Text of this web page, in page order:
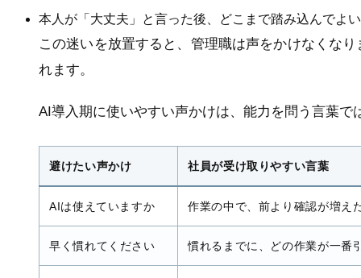
本人が「大丈夫」と言った後、どこまで踏み込んでよ
この迷いを放置すると、管理職は声をかけなくな
れます。
AI導入期に使いやすい声かけは、能力を問う言葉
避けたい声かけ 社員が受け取りやすい言葉
AIは使えていますか 作業の中で、前より確認が増え
早く慣れてください 慣れるまでに、どの作業が一番